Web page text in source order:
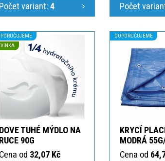
Počet variant: 4 Počet
DOVE TUHÉ MÝDLO NA
RUCE 90G
Cena od 32,07 Kč
DOPORUČUJEME
KRYCÍ
MODRÁ
Cena od